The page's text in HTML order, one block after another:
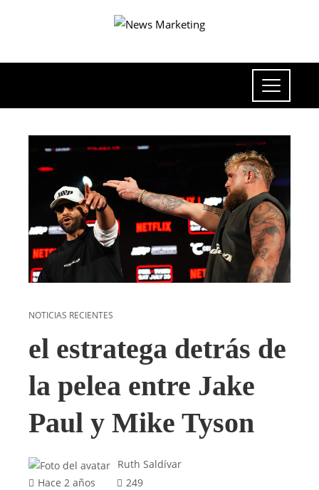
NOTICIAS RECIENTES
el estratega detrás de
la pelea entre Jake
Paul y Mike Tyson
Ruth Saldívar
Hace 2 años
249